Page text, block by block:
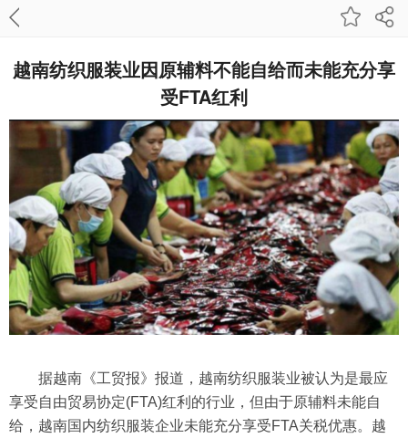
越南纺织服装业因原辅料不能自给而未能充分享
受FTA红利
据越南《工贸报》报道，越南纺织服装业被认为是最应
享受自由贸易协定(FTA)红利的行业，但由于原辅料未能自
给，越南国内纺织服装企业未能充分享受FTA关税优惠。越